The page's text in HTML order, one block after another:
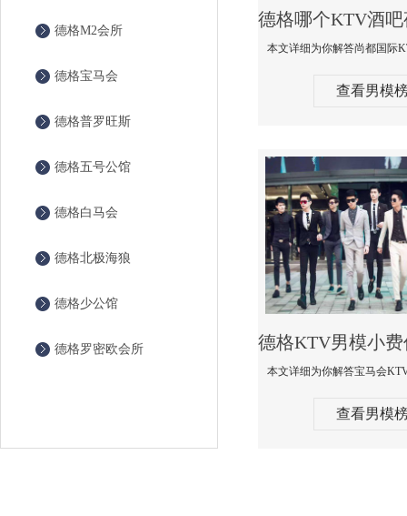
德格M2会所
德格宝马会
德格普罗旺斯
德格五号公馆
德格白马会
德格北极海狼
德格少公馆
德格罗密欧会所
查看男模
查看男模